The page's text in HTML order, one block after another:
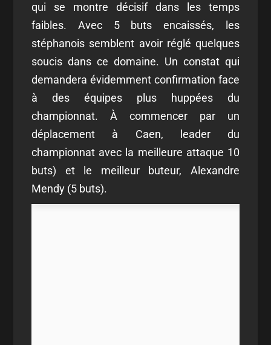
qui se montre décisif dans les temps
faibles. Avec 5 buts encaissés, les
stéphanois semblent avoir réglé quelques
soucis dans ce domaine. Un constat qui
demandera évidemment confirmation face
à des équipes plus huppées du
championnat. À commencer par un
déplacement à Caen, leader du
championnat avec la meilleure attaque 10
buts) et le meilleur buteur, Alexandre
Mendy (5 buts).